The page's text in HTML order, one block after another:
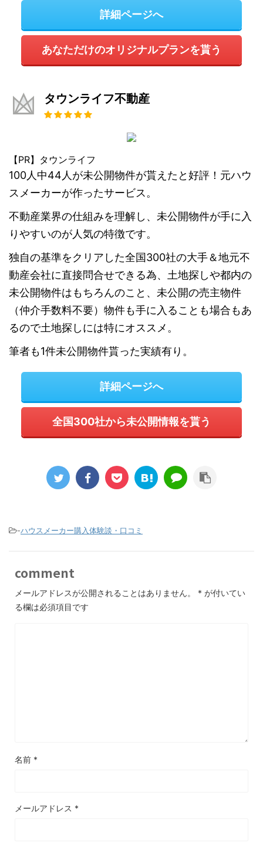
詳細ページへ
あなただけのオリジナルプランを貰う
タウンライフ不動産
【PR】タウンライフ
100人中44人が未公開物件が貰えたと好評！元ハウ
スメーカーが作ったサービス。
不動産業界の仕組みを理解し、未公開物件が手に入
りやすいのが人気の特徴です。
独自の基準をクリアした全国300社の大手＆地元不
動産会社に直接問合せできる為、土地探しや都内の
未公開物件はもちろんのこと、未公開の売主物件
（仲介手数料不要）物件も手に入ることも場合もあ
るので土地探しには特にオススメ。
筆者も1件未公開物件貰った実績有り。
詳細ページへ
全国300社から未公開情報を貰う
-ハウスメーカー購入体験談・口コミ
comment
メールアドレスが公開されることはありません。 * が付いてい
る欄は必須項目です
名前 *
メールアドレス *